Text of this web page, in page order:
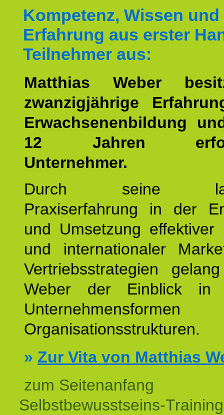
Kompetenz, Wissen und
Erfahrung aus erster
Teilnehmer aus:
Matthias Weber
zwanzigjährige
Erwachsenenbildung
12 Jahren
Unternehmer.
Durch seine
Praxiserfahrung in der
und Umsetzung effektiver
und internationaler
Vertriebsstrategien
Weber der Einblick in
Organisationsstrukturen.
» Zur Vita von Matthias
zum Seitenanfang
Selbstbewusstseins-